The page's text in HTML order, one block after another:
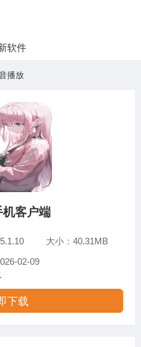
软件
播放
客户端
大小：40.31MB
02-09
下载